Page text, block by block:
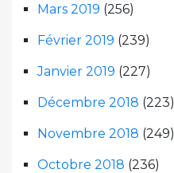
Mars 2019 (256)
Février 2019 (239)
Janvier 2019 (227)
Décembre 2018 (223)
Novembre 2018 (249)
Octobre 2018 (236)